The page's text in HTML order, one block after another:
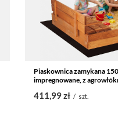
Piaskownica zamykana
impregnowane, z
411,99 zł / szt.